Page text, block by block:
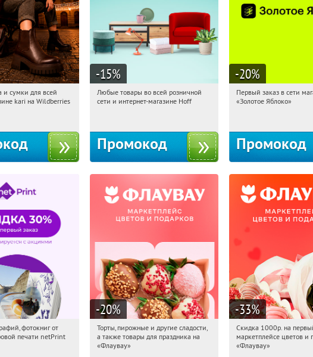
Получили:
и сумки для всей
kari на Wildberries
-15%
14:29:38 Получили:
Любые товары во всей розничной
сети и интернет-магазине Hoff
Промокод
-20%
14:29:38
Первый заказ в сети
«Золотое Яблоко»
Промокод
Получили:
фотокниг от
печати netPrint
-20%
14:29:38 Получили:
Россия
Торты, пирожные и другие сладости,
а также товары для праздника на
«Флаувау»
-33%
14:29:38
Россия
Скидка 1000р. на
маркетплейсе цветов и
«Флаувау»